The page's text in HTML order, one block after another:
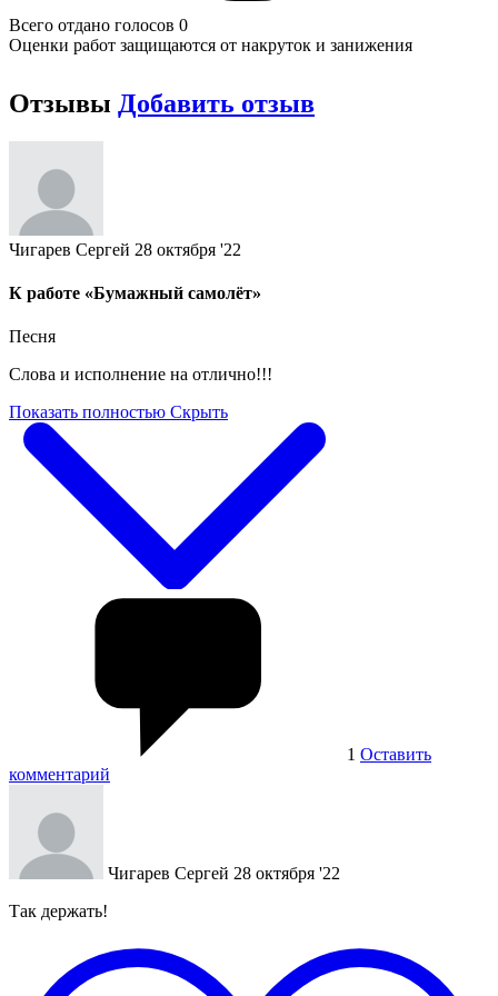
Всего отдано голосов 0
Оценки работ защищаются от накруток и занижения
Отзывы Добавить отзыв
Чигарев Сергей 28 октября '22
К работе «Бумажный самолёт»
Песня
Слова и исполнение на отлично!!!
Показать полностью Скрыть
1 Оставить
комментарий
Чигарев Сергей 28 октября '22
Так держать!